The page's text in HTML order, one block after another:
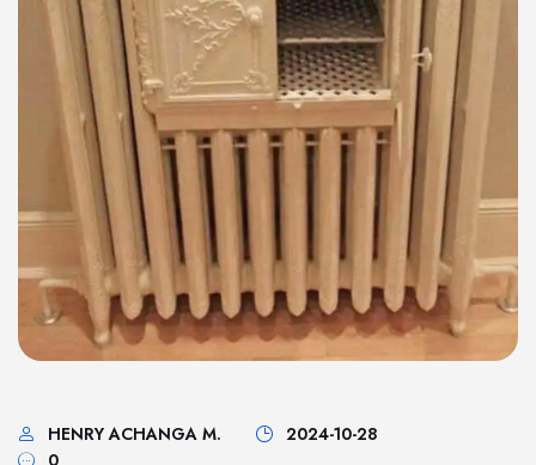
HENRY ACHANGA M.
2024-10-28
0